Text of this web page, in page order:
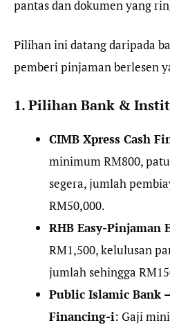
pantas dan dokumen yang
Pilihan ini datang daripada
pemberi pinjaman berlesen
1. Pilihan Bank &
CIMB Xpress Cash
minimum RM800,
segera, jumlah
RM50,000.
RHB Easy-Pinjaman
RM1,500, kelulusan
jumlah sehingga
Public Islamic Bank
Financing-i: Gaji